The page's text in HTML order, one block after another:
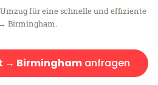
für eine schnelle und effiziente
Birmingham.
→ Birminghamanfragen